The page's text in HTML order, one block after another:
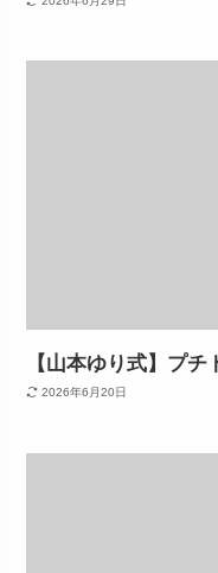
【山本ゆり式】プ
2026年6月20日